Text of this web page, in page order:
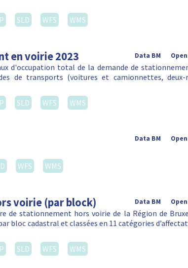
SLD WFS WMS
en voirie 2023 Data BM
d'occupation total de la demande de
de transports (voitures et camionnettes, deux-
SLD WFS WMS
Data BM
WFS WMS
voirie (par block) Data BM
de stationnement hors voirie de la Région de
bloc cadastral et classées en 11 catégories
SLD WFS WMS